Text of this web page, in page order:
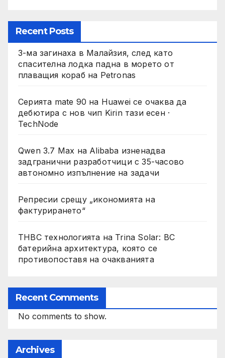
Recent Posts
3-ма загинаха в Малайзия, след като
спасителна лодка падна в морето от
плаващия кораб на Petronas
Серията mate 90 на Huawei се очаква да
дебютира с нов чип Kirin тази есен ·
TechNode
Qwen 3.7 Max на Alibaba изненадва
задгранични разработчици с 35-часово
автономно изпълнение на задачи
Репресии срещу „икономията на
фактурирането“
THBC технологията на Trina Solar: BC
батерийна архитектура, която се
противопоставя на очакванията
Recent Comments
No comments to show.
Archives